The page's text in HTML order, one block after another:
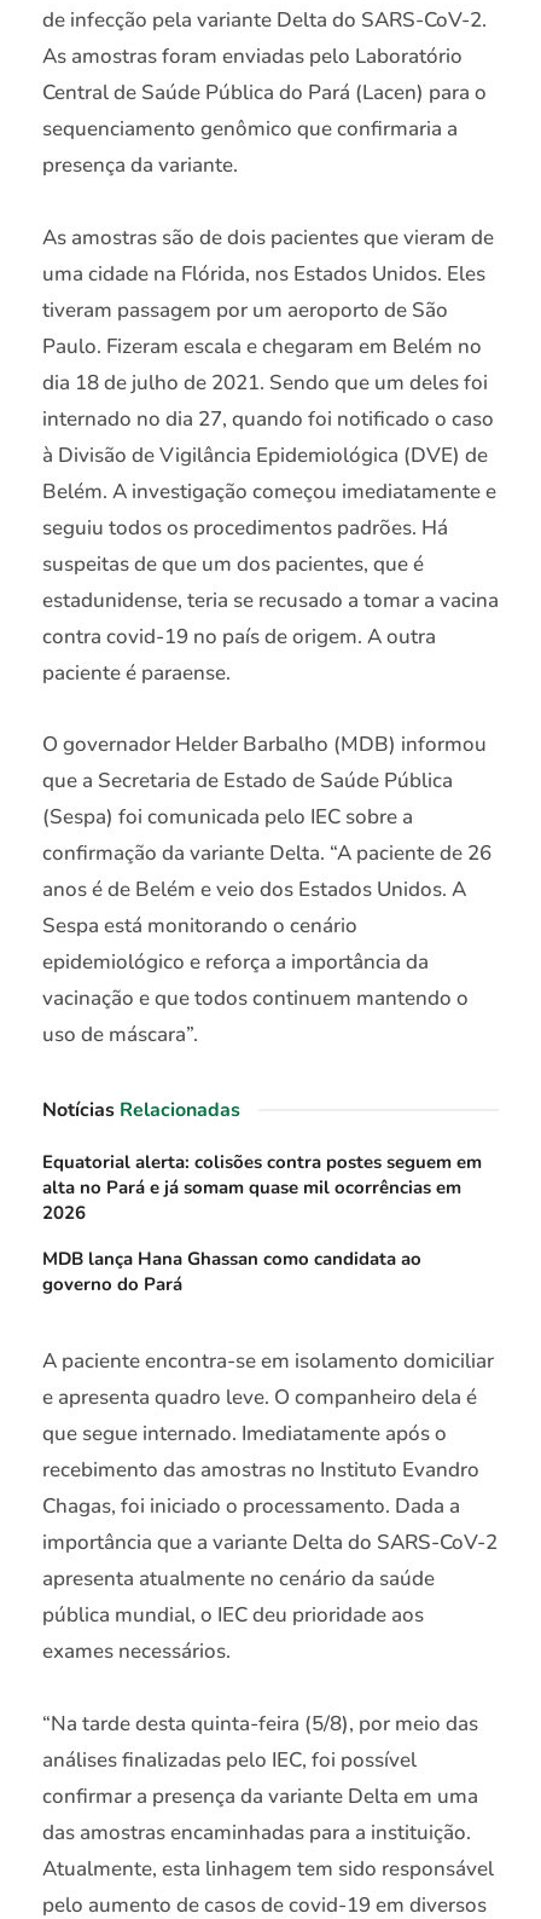
de infecção pela variante Delta do SARS-CoV-2.
As amostras foram enviadas pelo Laboratório
Central de Saúde Pública do Pará (Lacen) para o
sequenciamento genômico que confirmaria a
presença da variante.
As amostras são de dois pacientes que vieram de
uma cidade na Flórida, nos Estados Unidos. Eles
tiveram passagem por um aeroporto de São
Paulo. Fizeram escala e chegaram em Belém no
dia 18 de julho de 2021. Sendo que um deles foi
internado no dia 27, quando foi notificado o caso
à Divisão de Vigilância Epidemiológica (DVE) de
Belém. A investigação começou imediatamente e
seguiu todos os procedimentos padrões. Há
suspeitas de que um dos pacientes, que é
estadunidense, teria se recusado a tomar a vacina
contra covid-19 no país de origem. A outra
paciente é paraense.
O governador Helder Barbalho (MDB) informou
que a Secretaria de Estado de Saúde Pública
(Sespa) foi comunicada pelo IEC sobre a
confirmação da variante Delta. “A paciente de 26
anos é de Belém e veio dos Estados Unidos. A
Sespa está monitorando o cenário
epidemiológico e reforça a importância da
vacinação e que todos continuem mantendo o
uso de máscara”.
Notícias Relacionadas
Equatorial alerta: colisões contra postes seguem em
alta no Pará e já somam quase mil ocorrências em
2026
MDB lança Hana Ghassan como candidata ao
governo do Pará
A paciente encontra-se em isolamento domiciliar
e apresenta quadro leve. O companheiro dela é
que segue internado. Imediatamente após o
recebimento das amostras no Instituto Evandro
Chagas, foi iniciado o processamento. Dada a
importância que a variante Delta do SARS-CoV-2
apresenta atualmente no cenário da saúde
pública mundial, o IEC deu prioridade aos
exames necessários.
“Na tarde desta quinta-feira (5/8), por meio das
análises finalizadas pelo IEC, foi possível
confirmar a presença da variante Delta em uma
das amostras encaminhadas para a instituição.
Atualmente, esta linhagem tem sido responsável
pelo aumento de casos de covid-19 em diversos